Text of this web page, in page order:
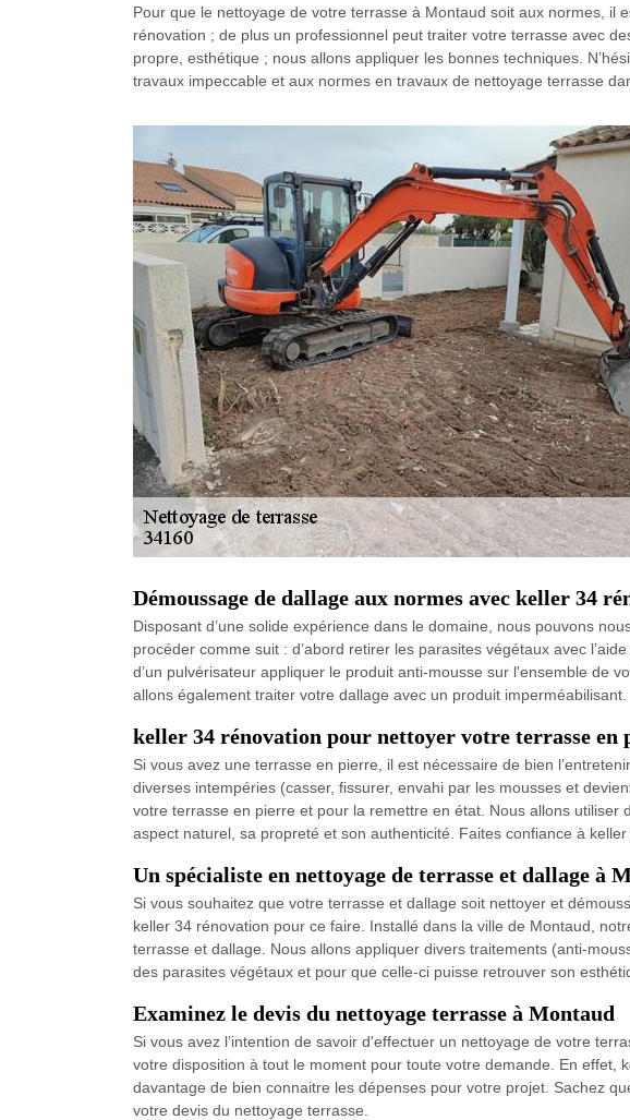
Pour que le nettoyage de votre terrasse à Montaud soit aux normes, il
rénovation ; de plus un professionnel peut traiter votre terrasse avec
propre, esthétique ; nous allons appliquer les bonnes techniques.
travaux impeccable et aux normes en travaux de nettoyage terrasse
Démoussage de dallage aux normes avec keller 34
Disposant d’une solide expérience dans le domaine, nous pouvons
procéder comme suit : d’abord retirer les parasites végétaux avec
d’un pulvérisateur appliquer le produit anti-mousse sur l'ensemble de
allons également traiter votre dallage avec un produit imperméabilisant.
keller 34 rénovation pour nettoyer votre terrasse en
Si vous avez une terrasse en pierre, il est nécessaire de bien
diverses intempéries (casser, fissurer, envahi par les mousses et
votre terrasse en pierre et pour la remettre en état. Nous allons
aspect naturel, sa propreté et son authenticité. Faites confiance à
Un spécialiste en nettoyage de terrasse et dallage à
Si vous souhaitez que votre terrasse et dallage soit nettoyer et
keller 34 rénovation pour ce faire. Installé dans la ville de Montaud,
terrasse et dallage. Nous allons appliquer divers traitements (anti-
des parasites végétaux et pour que celle-ci puisse retrouver son
Examinez le devis du nettoyage terrasse à Montaud
Si vous avez l’intention de savoir d'effectuer un nettoyage de votre
votre disposition à tout le moment pour toute votre demande. En
davantage de bien connaitre les dépenses pour votre projet. Sachez
votre devis du nettoyage terrasse.